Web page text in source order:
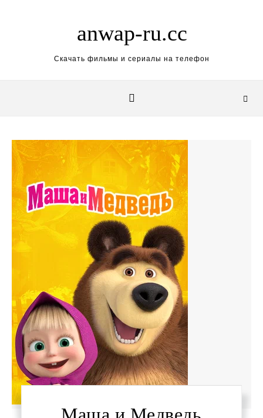
anwap-ru.cc
Скачать фильмы и сериалы на телефон